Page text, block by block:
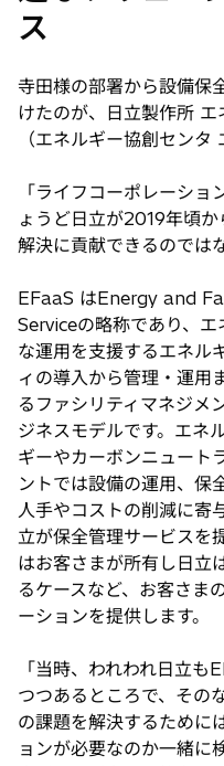
ス
寺田様の部署から設備保
けたのが、日立製作所
（エネルギー協創センタ
「ライフコーポレーシ
ょうど日立が2019年頃
解決に貢献できるのでは
EFaaS はEnergy and
Serviceの略称であり、
な運用を支援するエネル
ィの導入から管理・運用
るファシリティマネジメ
ジネスモデルです。エネ
ギーやカーボンニュート
ントでは設備の運用、保
人手やコストの削減に寄
立が保全管理サービスを
はお客さまが所有し日立
るケースなど、お客さま
ーションを提供します。
「当時、われわれ日立
つつあるところで、その
の課題を解決するために
ョンが必要なのか一緒に